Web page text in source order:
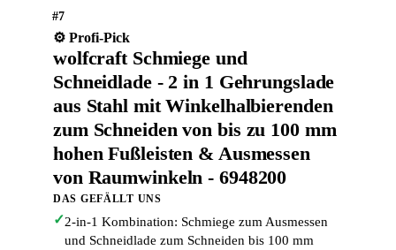
#7
⚙️ Profi-Pick
wolfcraft Schmiege und
Schneidlade - 2 in 1 Gehrungslade
aus Stahl mit Winkelhalbierenden
zum Schneiden von bis zu 100 mm
hohen Fußleisten & Ausmessen
von Raumwinkeln - 6948200
DAS GEFÄLLT UNS
✓2-in-1 Kombination: Schmiege zum Ausmessen
und Schneidlade zum Schneiden bis 100 mm